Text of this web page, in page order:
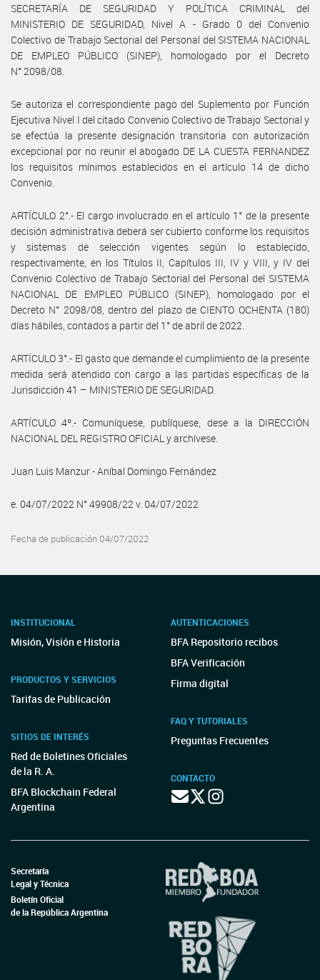
SECRETARÍA DE SEGURIDAD Y POLÍTICA CRIMINAL del
MINISTERIO DE SEGURIDAD, Nivel A - Grado 0 del Convenio
Colectivo de Trabajo Sectorial del Personal del SISTEMA NACIONAL
DE EMPLEO PÚBLICO (SINEP), homologado por el Decreto
N° 2098/08.
Se autoriza el correspondiente pago del Suplemento por Función
Ejecutiva Nivel I del citado Convenio Colectivo de Trabajo Sectorial y
se efectúa la presente designación transitoria con autorización
excepcional por no reunir el abogado DE LA CUESTA FERNANDEZ
los requisitos mínimos establecidos en el artículo 14 de dicho
Convenio.
ARTÍCULO 2°.- El cargo involucrado en el artículo 1° de la presente
decisión administrativa deberá ser cubierto conforme los requisitos
y sistemas de selección vigentes según lo establecido,
respectivamente, en los Títulos II, Capítulos III, IV y VIII, y IV del
Convenio Colectivo de Trabajo Sectorial del Personal del SISTEMA
NACIONAL DE EMPLEO PÚBLICO (SINEP), homologado por el
Decreto N° 2098/08, dentro del plazo de CIENTO OCHENTA (180)
días hábiles, contados a partir del 1° de abril de 2022.
ARTÍCULO 3°.- El gasto que demande el cumplimiento de la presente
medida será atendido con cargo a las partidas específicas de la
Jurisdicción 41 – MINISTERIO DE SEGURIDAD.
ARTÍCULO 4º.- Comuníquese, publíquese, dese a la DIRECCIÓN
NACIONAL DEL REGISTRO OFICIAL y archívese.
Juan Luis Manzur - Aníbal Domingo Fernández
e. 04/07/2022 N° 49908/22 v. 04/07/2022
Fecha de publicación 04/07/2022
INSTITUCIONAL
Misión, Visión e Historia
PRODUCTOS Y SERVICIOS
Tarifas de Publicación
SITIOS DE INTERÉS
Red de Boletines Oficiales
de la R. A.
BFA Blockchain Federal
Argentina
AUTENTICACIONES
BFA Repositorio recibos
BFA Verificación
Firma digital
FAQ Y TUTORIALES
Preguntas Frecuentes
CONTACTO
Secretaría
Legal y Técnica
Boletín Oficial
de la República Argentina